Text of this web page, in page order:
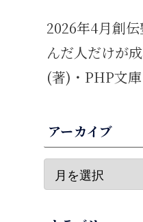
2026年4月創
んだ人だけが
(著)・PHP文庫
アーカイブ